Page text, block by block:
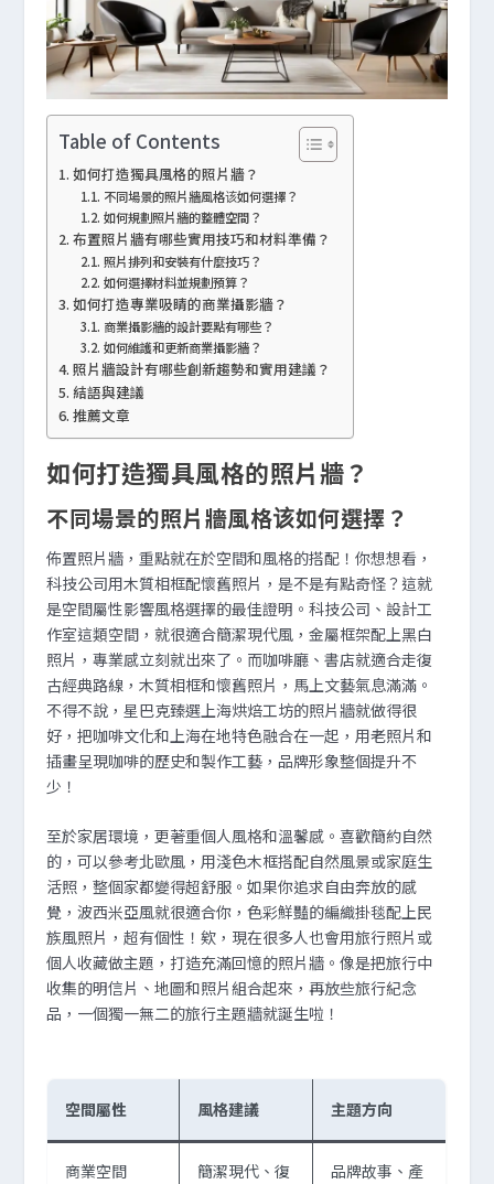
Table of Contents
如何打造獨具風格的照片牆？
不同場景的照片牆風格该如何選擇？
如何規劃照片牆的整體空間？
布置照片牆有哪些實用技巧和材料準備？
照片排列和安裝有什麼技巧？
如何選擇材料並規劃預算？
如何打造專業吸睛的商業攝影牆？
商業攝影牆的設計要點有哪些？
如何維護和更新商業攝影牆？
照片牆設計有哪些創新趨勢和實用建議？
結語與建議
推薦文章
如何打造獨具風格的照片牆？
不同場景的照片牆風格该如何選擇？
佈置照片牆，重點就在於空間和風格的搭配！你想想看，
科技公司用木質相框配懷舊照片，是不是有點奇怪？這就
是空間屬性影響風格選擇的最佳證明。科技公司、設計工
作室這類空間，就很適合簡潔現代風，金屬框架配上黑白
照片，專業感立刻就出來了。而咖啡廳、書店就適合走復
古經典路線，木質相框和懷舊照片，馬上文藝氣息滿滿。
不得不說，星巴克臻選上海烘焙工坊的照片牆就做得很
好，把咖啡文化和上海在地特色融合在一起，用老照片和
插畫呈現咖啡的歷史和製作工藝，品牌形象整個提升不
少！
至於家居環境，更著重個人風格和溫馨感。喜歡簡約自然
的，可以參考北歐風，用淺色木框搭配自然風景或家庭生
活照，整個家都變得超舒服。如果你追求自由奔放的感
覺，波西米亞風就很適合你，色彩鮮豔的編織掛毯配上民
族風照片，超有個性！欸，現在很多人也會用旅行照片或
個人收藏做主題，打造充滿回憶的照片牆。像是把旅行中
收集的明信片、地圖和照片組合起來，再放些旅行紀念
品，一個獨一無二的旅行主題牆就誕生啦！
空間屬性 風格建議 主題方向
商業空間
簡潔現代、復
品牌故事、產